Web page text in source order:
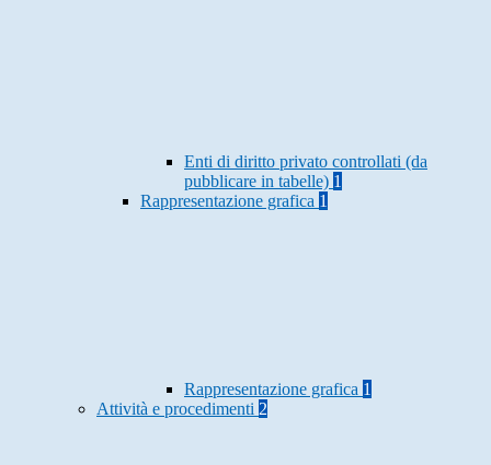
Enti di diritto privato controllati (da
pubblicare in tabelle) 1
Rappresentazione grafica 1
Rappresentazione grafica 1
Attività e procedimenti 2